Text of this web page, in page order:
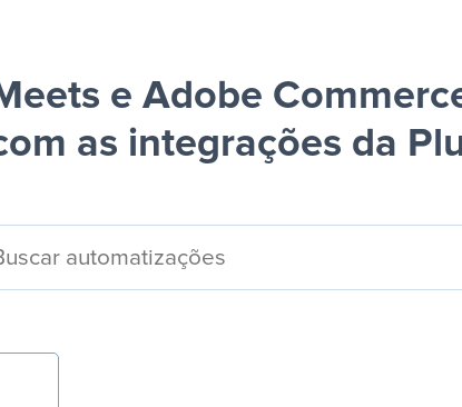
e Adobe
as integrações da